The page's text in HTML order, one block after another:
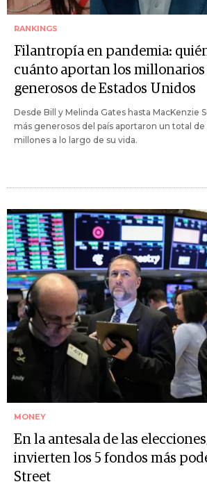
RANKINGS
Filantropía en pandemia:
cuánto aportan los millonarios
generosos de Estados Unidos
Desde Bill y Melinda Gates hasta MacKenzie
más generosos del país aportaron un total de
millones a lo largo de su vida.
MONEY
En la antesala de las
invierten los 5 fondos más
Street